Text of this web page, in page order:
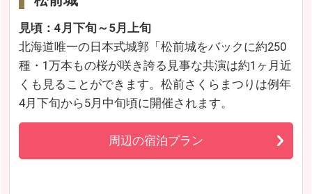
見頃：4月下旬～5月上旬
北海道唯一の日本式城郭「松前城をバックに約250
種・1万本もの桜が咲き誇る見事な共演は約1ヶ月近
くも見ることができます。松前さくらまつりは例年
4月下旬から5月中旬頃に開催されます。
周辺の宿泊プラン